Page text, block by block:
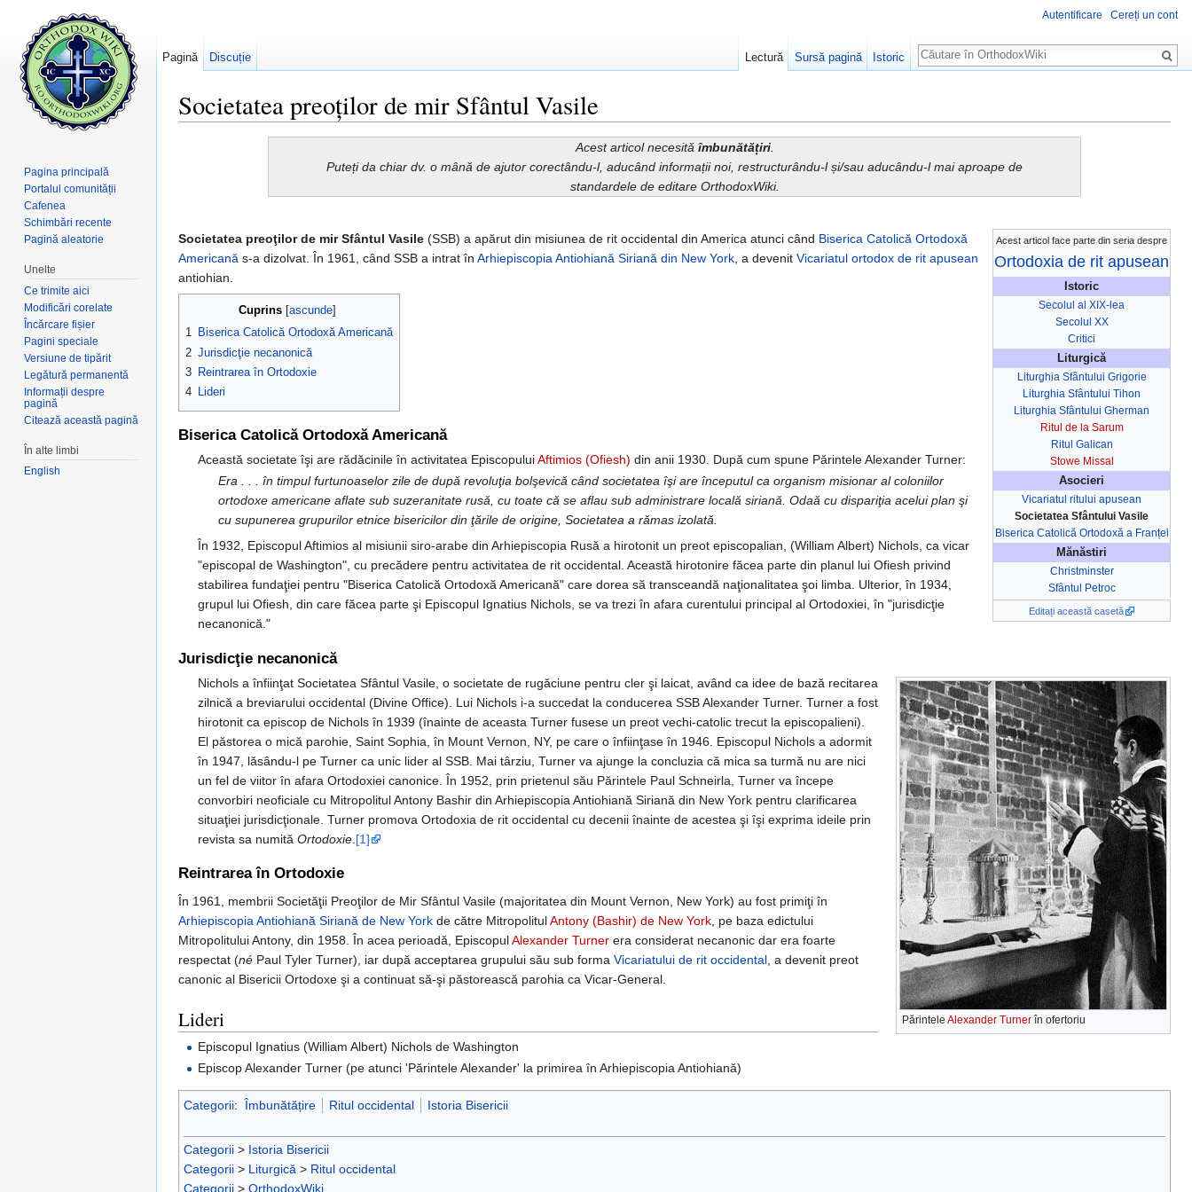
Societatea preoților de mir Sfântul Vasile
Acest articol necesită îmbunătățiri.
Puteți da chiar dv. o mână de ajutor corectându-l, aducând informații noi, restructurându-l și/sau aducându-l mai aproape de
standardele de editare OrthodoxWiki.
Acest articol face parte din seria despre
Ortodoxia de rit apusean
Istoric
Secolul al XIX-lea
Secolul XX
Critici
Liturgică
Liturghia Sfântului Grigorie
Liturghia Sfântului Tihon
Liturghia Sfântului Gherman
Ritul de la Sarum
Ritul Galican
Stowe Missal
Asocieri
Vicariatul ritului apusean
Societatea Sfântului Vasile
Biserica Catolică Ortodoxă a Franței
Mănăstiri
Christminster
Sfântul Petroc
Editați această casetă
Societatea preoţilor de mir Sfântul Vasile (SSB) a apărut din misiunea de rit occidental din America atunci când Biserica Catolică Ortodoxă
Americană s-a dizolvat. În 1961, când SSB a intrat în Arhiepiscopia Antiohiană Siriană din New York, a devenit Vicariatul ortodox de rit apusean
antiohian.
Cuprins ascunde
1 Biserica Catolică Ortodoxă Americană
2 Jurisdicţie necanonică
3 Reintrarea în Ortodoxie
4 Lideri
Biserica Catolică Ortodoxă Americană
Această societate îşi are rădăcinile în activitatea EpiscopuluiAftimios (Ofiesh) din anii 1930. După cum spune Părintele Alexander Turner:
Era . . . în timpul furtunoaselor zile de după revoluţia bolşevică când societatea îşi are începutul ca organism misionar al coloniilor
ortodoxe americane aflate sub suzeranitate rusă, cu toate că se aflau sub administrare locală siriană. Odaă cu dispariţia acelui plan şi
cu supunerea grupurilor etnice bisericilor din ţările de origine, Societatea a rămas izolată.
În 1932, Episcopul Aftimios al misiunii siro-arabe din Arhiepiscopia Rusă a hirotonit un preot episcopalian, (William Albert) Nichols, ca vicar
"episcopal de Washington", cu precădere pentru activitatea de rit occidental. Această hirotonire făcea parte din planul lui Ofiesh privind
stabilirea fundaţiei pentru "Biserica Catolică Ortodoxă Americană" care dorea să transceandă naţionalitatea şoi limba. Ulterior, în 1934,
grupul lui Ofiesh, din care făcea parte şi Episcopul Ignatius Nichols, se va trezi în afara curentului principal al Ortodoxiei, în "jurisdicţie
necanonică."
Jurisdicţie necanonică
Părintele Alexander Turner în ofertoriu
Nichols a înfiinţat Societatea Sfântul Vasile, o societate de rugăciune pentru cler şi laicat, având ca idee de bază recitarea
zilnică a breviarului occidental (Divine Office). Lui Nichols i-a succedat la conducerea SSB Alexander Turner. Turner a fost
hirotonit ca episcop de Nichols în 1939 (înainte de aceasta Turner fusese un preot vechi-catolic trecut la episcopalieni).
El păstorea o mică parohie, Saint Sophia, în Mount Vernon, NY, pe care o înfiinţase în 1946. Episcopul Nichols a adormit
în 1947, lăsându-l pe Turner ca unic lider al SSB. Mai târziu, Turner va ajunge la concluzia că mica sa turmă nu are nici
un fel de viitor în afara Ortodoxiei canonice. În 1952, prin prietenul său Părintele Paul Schneirla, Turner va începe
convorbiri neoficiale cu Mitropolitul Antony Bashir din Arhiepiscopia Antiohiană Siriană din New York pentru clarificarea
situaţiei jurisdicţionale. Turner promova Ortodoxia de rit occidental cu decenii înainte de acestea şi îşi exprima ideile prin
revista sa numităOrtodoxie [1]
Reintrarea în Ortodoxie
În 1961, membrii Societăţii Preoţilor de Mir Sfântul Vasile (majoritatea din Mount Vernon, New York) au fost primiţi în
Arhiepiscopia Antiohiană Siriană de New York de către MitropolitulAntony (Bashir) de New York , pe baza edictului
Mitropolitului Antony, din 1958. În acea perioadă, EpiscopulAlexander Turner era considerat necanonic dar era foarte
respectat (né Paul Tyler Turner), iar după acceptarea grupului său sub forma Vicariatului de rit occidental , a devenit preot
canonic al Bisericii Ortodoxe şi a continuat să-şi păstorească parohia ca Vicar-General.
Lideri
Episcopul Ignatius (William Albert) Nichols de Washington
Episcop Alexander Turner (pe atunci 'Părintele Alexander' la primirea în Arhiepiscopia Antiohiană)
Categorii: Îmbunătățire Ritul occidental Istoria Bisericii
Categorii > Istoria Bisericii
Categorii > Liturgică > Ritul occidental
Categorii > OrthodoxWiki
Autentificare Cereți un cont
Pagină Discuție Lectură Sursă pagină Istoric
Căutare
Pagina principală
Portalul comunității
Cafenea
Schimbări recente
Pagină aleatorie
Unelte
Ce trimite aici
Modificări corelate
Încărcare fișier
Pagini speciale
Versiune de tipărit
Legătură permanentă
Informații despre
pagină
Citează această pagină
În alte limbi
English